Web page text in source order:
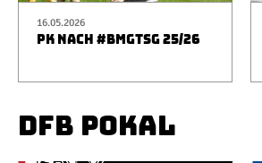
16.05.2026
PK NACH #BMGTSG 25/26
DFB POKAL